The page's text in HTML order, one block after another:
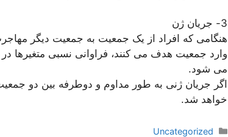
3- جریان ژن
هنگامی که افراد از یک جمعیت به جمعیت دیگر
وارد جمعیت هدف می کنند، فراوانی نسبی متغیرها
می شود.
اگر جریان ژنی به طور مداوم و دوطرفه بین دو
خواهد شد.
دسته‌ها
Uncategorized